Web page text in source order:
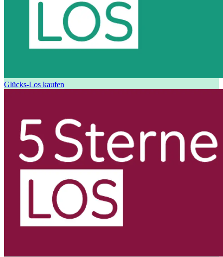
Glücks-Los kaufen